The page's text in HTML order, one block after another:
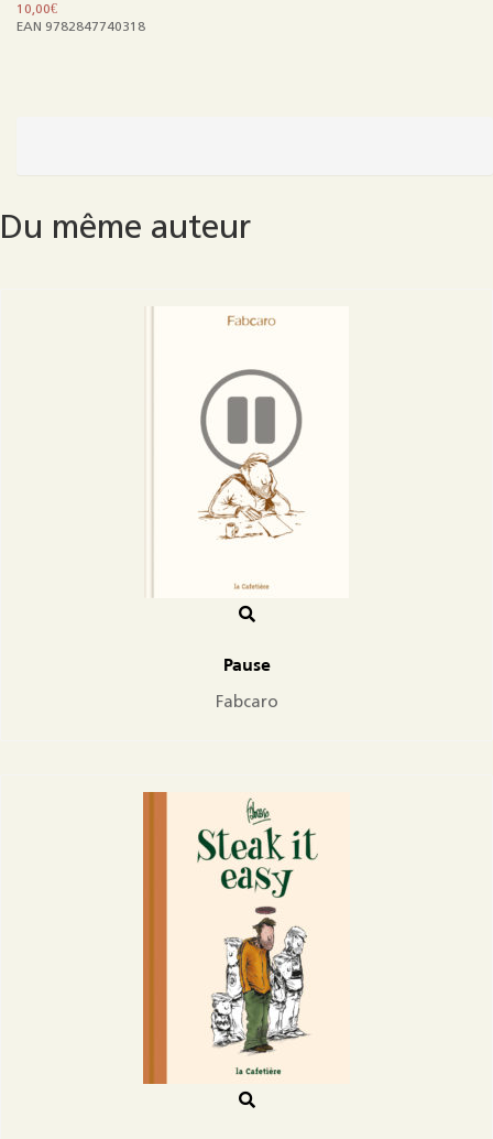
10,00€
EAN 9782847740318
Du même auteur
Pause
Fabcaro